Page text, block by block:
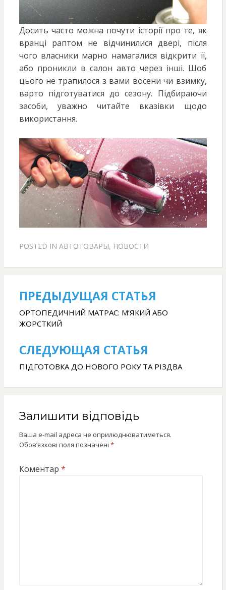
Досить часто можна почути історії про те, як
вранці раптом не відчинилися двері, після
чого власники марно намагалися відкрити її,
або проникли в салон авто через інші. Щоб
цього не трапилося з вами восени чи взимку,
варто підготуватися до сезону. Підбираючи
засоби, уважно читайте вказівки щодо
використання.
POSTED IN АВТОТОВАРЫ, НОВОСТИ
Навігація
записів
ПРЕДЫДУЩАЯ СТАТЬЯ
ОРТОПЕДИЧНИЙ МАТРАС: М’ЯКИЙ АБО
ЖОРСТКИЙ
СЛЕДУЮЩАЯ СТАТЬЯ
ПІДГОТОВКА ДО НОВОГО РОКУ ТА РІЗДВА
Залишити відповідь
Ваша e-mail адреса не оприлюднюватиметься.
Обов’язкові поля позначені *
Коментар *